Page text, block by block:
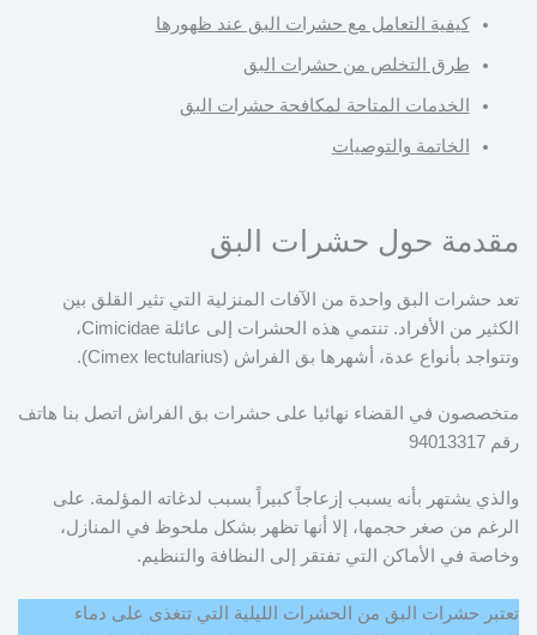
كيفية التعامل مع حشرات البق عند ظهورها
طرق التخلص من حشرات البق
الخدمات المتاحة لمكافحة حشرات البق
الخاتمة والتوصيات
مقدمة حول حشرات البق
تعد حشرات البق واحدة من الآفات المنزلية التي تثير القلق بين
الكثير من الأفراد. تنتمي هذه الحشرات إلى عائلة Cimicidae،
وتتواجد بأنواع عدة، أشهرها بق الفراش (Cimex lectularius).
متخصصون في القضاء نهائيا على حشرات بق الفراش اتصل بنا هاتف
رقم 94013317
والذي يشتهر بأنه يسبب إزعاجاً كبيراً بسبب لدغاته المؤلمة. على
الرغم من صغر حجمها، إلا أنها تظهر بشكل ملحوظ في المنازل،
وخاصة في الأماكن التي تفتقر إلى النظافة والتنظيم.
تعتبر حشرات البق من الحشرات الليلية التي تتغذى على دماء